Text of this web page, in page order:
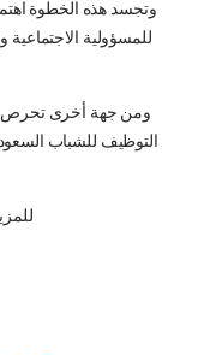
وتجسد هذه الخطوة
للمسؤولية
ومن جهة أخرى تحرص
التوظيف للشباب